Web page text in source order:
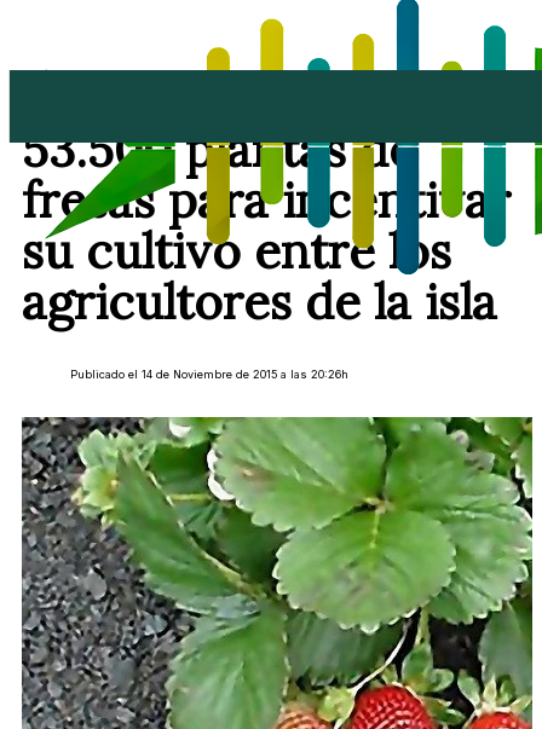
53.500 plantas de
fresas para incentivar
su cultivo entre los
agricultores de la isla
Publicado el 14 de Noviembre de 2015 a las 20:26h